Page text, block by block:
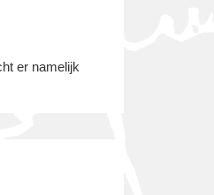
er namelijk